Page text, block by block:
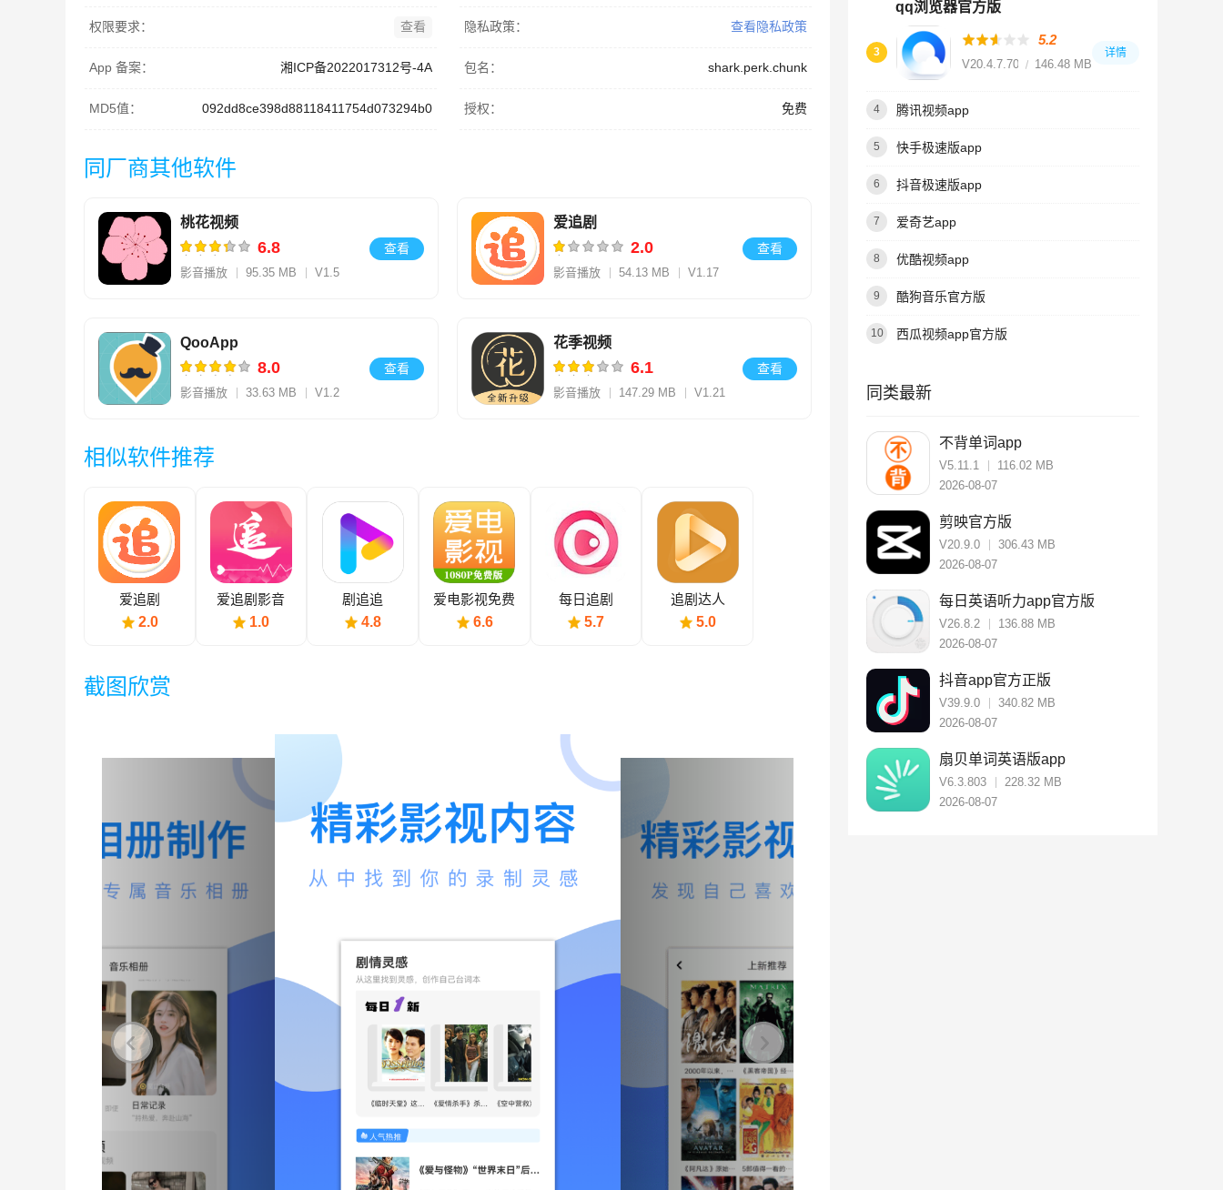
权限要求： 查看 隐私政策： 查看隐私政策
App 备案： 湘ICP备2022017312号-4A 包名： shark.perk.chunk
MD5值： 092dd8ce398d88118411754d073294b0 授权： 免费
同厂商其他软件
桃花视频
6.8
影音播放 95.35 MB V1.5
查看
爱追剧
2.0
影音播放 54.13 MB V1.17
查看
QooApp
8.0
影音播放 33.63 MB V1.2
查看
花季视频
6.1
影音播放 147.29 MB V1.21
查看
相似软件推荐
爱追剧
2.0
爱追剧影音
1.0
剧追追
4.8
爱电影视免费
追剧
6.6
每日追剧
5.7
追剧达人
5.0
截图欣赏
qq浏览器官方版
3
5.2
V20.4.7.7065 146.48 MB
详情
4 腾讯视频app
5 快手极速版app
6 抖音极速版app
7 爱奇艺app
8 优酷视频app
9 酷狗音乐官方版
10 西瓜视频app官方版
同类最新
不背单词app
V5.11.1
116.02 MB
2026-08-07
剪映官方版
V20.9.0
306.43 MB
2026-08-07
每日英语听力app官方版
V26.8.2
136.88 MB
2026-08-07
抖音app官方正版
V39.9.0
340.82 MB
2026-08-07
扇贝单词英语版app
V6.3.803
228.32 MB
2026-08-07